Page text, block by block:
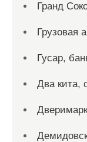
Гранд
Грузовая
Гусар,
Два кита,